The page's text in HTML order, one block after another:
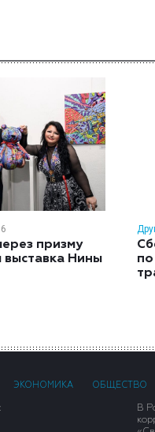
призму
выставка Нины
ЭКОНОМИКА ОБЩЕСТВО
В